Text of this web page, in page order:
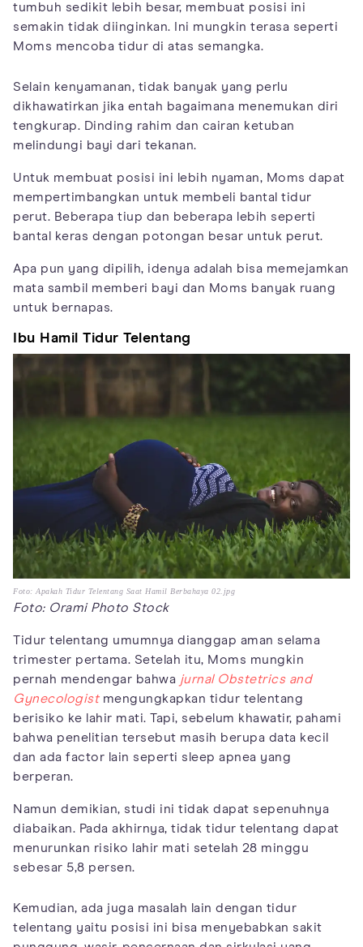
tumbuh sedikit lebih besar, membuat posisi ini
semakin tidak diinginkan. Ini mungkin terasa seperti
Moms mencoba tidur di atas semangka.
Selain kenyamanan, tidak banyak yang perlu
dikhawatirkan jika entah bagaimana menemukan diri
tengkurap. Dinding rahim dan cairan ketuban
melindungi bayi dari tekanan.
Untuk membuat posisi ini lebih nyaman, Moms dapat
mempertimbangkan untuk membeli bantal tidur
perut. Beberapa tiup dan beberapa lebih seperti
bantal keras dengan potongan besar untuk perut.
Apa pun yang dipilih, idenya adalah bisa memejamkan
mata sambil memberi bayi dan Moms banyak ruang
untuk bernapas.
Ibu Hamil Tidur Telentang
Foto: Apakah Tidur Telentang Saat Hamil Berbahaya 02.jpg
Foto: Orami Photo Stock
Tidur telentang umumnya dianggap aman selama
trimester pertama. Setelah itu, Moms mungkin
pernah mendengar bahwa jurnal Obstetrics and
Gynecologist mengungkapkan tidur telentang
berisiko ke lahir mati. Tapi, sebelum khawatir, pahami
bahwa penelitian tersebut masih berupa data kecil
dan ada factor lain seperti sleep apnea yang
berperan.
Namun demikian, studi ini tidak dapat sepenuhnya
diabaikan. Pada akhirnya, tidak tidur telentang dapat
menurunkan risiko lahir mati setelah 28 minggu
sebesar 5,8 persen.
Kemudian, ada juga masalah lain dengan tidur
telentang yaitu posisi ini bisa menyebabkan sakit